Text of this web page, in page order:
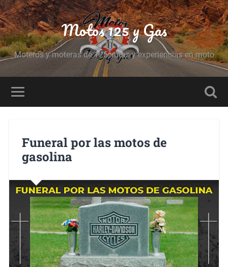
Motos 125 y Gas
Moteros y moteras de 125, rutas y experiencias en moto
Funeral por las motos de
gasolina